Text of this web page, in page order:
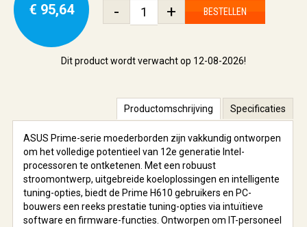
€ 95,64 - + BESTELLEN
Dit product wordt verwacht op 12-08-2026!
Productomschrijving Specificaties
ASUS Prime-serie moederborden zijn vakkundig ontworpen
om het volledige potentieel van 12e generatie Intel-
processoren te ontketenen. Met een robuust
stroomontwerp, uitgebreide koeloplossingen en intelligente
tuning-opties, biedt de Prime H610 gebruikers en PC-
bouwers een reeks prestatie tuning-opties via intuïtieve
software en firmware-functies. Ontworpen om IT-personeel